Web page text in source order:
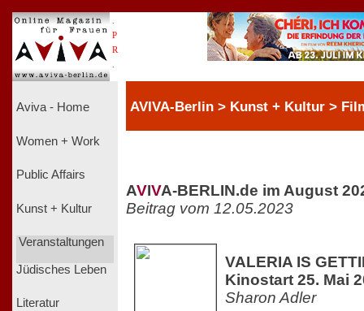
P
R
Aviva - Home
Women + Work
Public Affairs
Kunst + Kultur
Veranstaltungen
Jüdisches Leben
Literatur
AVIVA-Berlin > Kunst + Kultur >
AVIVA-BERLIN.de im August
Beitrag vom 12.05.2023
VALERIA IS
Kinostart 25. Mai
Sharon Adler